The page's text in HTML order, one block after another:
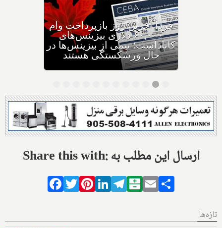
وزیر مهاجرت: کانادا ویزاهای
توریستی و دانشجویی کمتری
صادر می‌کند
Share this with: ارسال این مطلب به
Facebook
TwitterPinterestLinkedIn
Telegram
Balatarin
Email
تازه‌ها